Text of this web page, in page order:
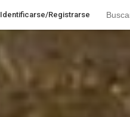
Identificarse/Registrarse